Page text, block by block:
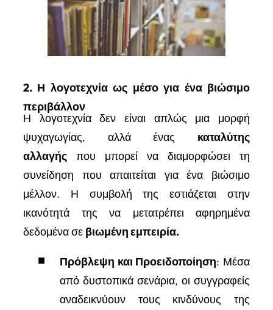
2. Η λογοτεχνία ως μέσο για ένα βιώσιμο
περιβάλλον
Η λογοτεχνία δεν είναι απλώς μια μορφή
ψυχαγωγίας, αλλά ένας καταλύτης
αλλαγής που μπορεί να διαμορφώσει τη
συνείδηση που απαιτείται για ένα βιώσιμο
μέλλον. Η συμβολή της εστιάζεται στην
ικανότητά της να μετατρέπει αφηρημένα
δεδομένα σε βιωμένη εμπειρία.
Πρόβλεψη και Προειδοποίηση: Μέσα
από δυστοπικά σενάρια, οι συγγραφείς
αναδεικνύουν τους κινδύνους της